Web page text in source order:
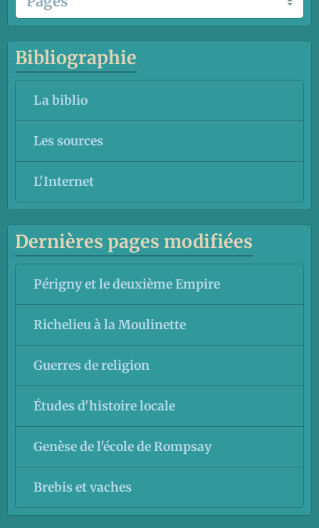
Bibliographie
La biblio
Les sources
L'Internet
Dernières pages modifiées
Périgny et le deuxième Empire
Richelieu à la Moulinette
Guerres de religion
Études d'histoire locale
Genèse de l'école de Rompsay
Brebis et vaches